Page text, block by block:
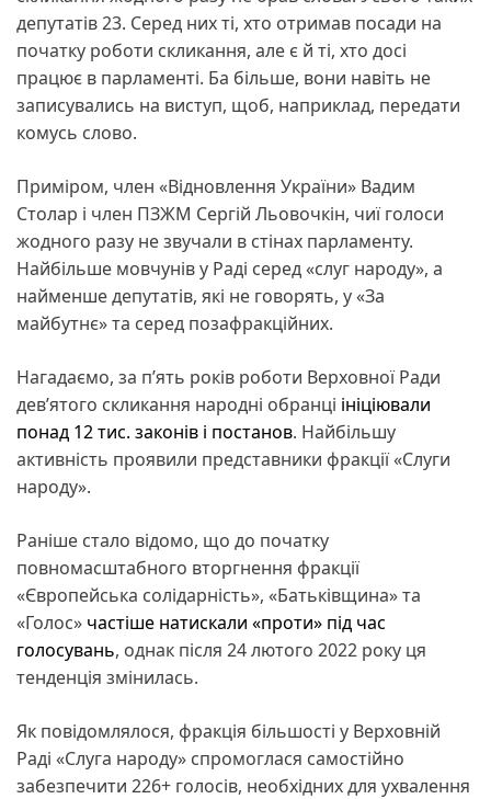
депутатів 23. Серед них ті, хто отримав посади на
початку роботи скликання, але є й ті, хто досі
працює в парламенті. Ба більше, вони навіть не
записувались на виступ, щоб, наприклад, передати
комусь слово.
Приміром, член «Відновлення України» Вадим
Столар і член ПЗЖМ Сергій Льовочкін, чиї голоси
жодного разу не звучали в стінах парламенту.
Найбільше мовчунів у Раді серед «слуг народу», а
найменше депутатів, які не говорять, у «За
майбутнє» та серед позафракційних.
Нагадаємо, за п’ять років роботи Верховної Ради
дев’ятого скликання народні обранці ініціювали
понад 12 тис. законів і постанов. Найбільшу
активність проявили представники фракції «Слуги
народу».
Раніше стало відомо, що до початку
повномасштабного вторгнення фракції
«Європейська солідарність», «Батьківщина» та
«Голос» частіше натискали «проти» під час
голосувань, однак після 24 лютого 2022 року ця
тенденція змінилась.
Як повідомлялося, фракція більшості у Верховній
Раді «Слуга народу» спромоглася самостійно
забезпечити 226+ голосів, необхідних для ухвалення